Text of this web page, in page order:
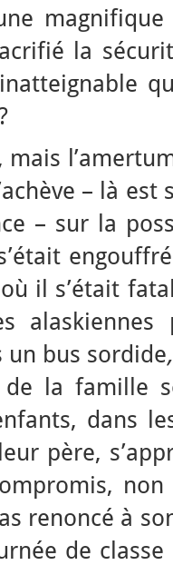
magnifique
la
– là
– sur la
il s’était
un bus sordide,
la famille
dans
père,
renoncé à
de